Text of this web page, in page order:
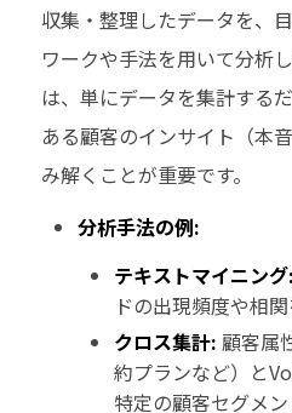
収集・整理したデータを、
ワークや手法を用いて分析
は、単にデータを集計する
ある顧客のインサイト（本
み解くことが重要です。
分析手法の例:
テキストマイニング:
ドの出現頻度や相関
クロス集計: 顧客属
約プランなど）と
特定の顧客セグメ